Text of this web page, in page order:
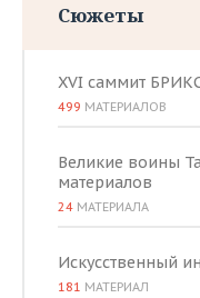
Сюжеты
XVI саммит
499 МАТЕРИАЛОВ
Великие воины
материалов
24 МАТЕРИАЛА
Искусственный
181 МАТЕРИАЛ